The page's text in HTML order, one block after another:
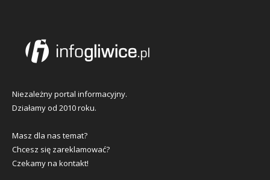
Niezależny portal informacyjny.
Działamy od 2010 roku.
Masz dla nas temat?
Chcesz się zareklamować?
Czekamy na kontakt!